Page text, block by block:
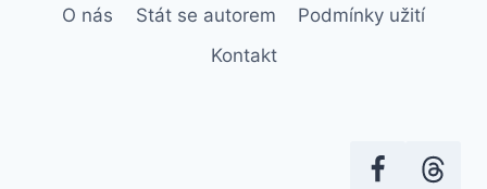
O nás Stát se autorem
Podmínky užití
Kontakt